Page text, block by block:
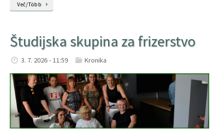
Več/Több
Študijska skupina za frizerstvo
3. 7. 2026 - 11:59 Kronika